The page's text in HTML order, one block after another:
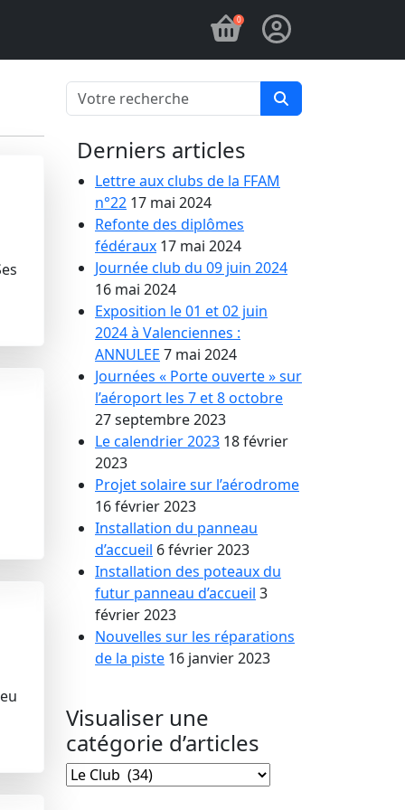
0
Derniers articles
Lettre aux clubs de la FFAM
n°22 17 mai 2024
Refonte des diplômes
fédéraux 17 mai 2024
Journée club du 09 juin 2024
16 mai 2024
Exposition le 01 et 02 juin
2024 à Valenciennes :
ANNULEE 7 mai 2024
Journées « Porte ouverte » sur
l’aéroport les 7 et 8 octobre
27 septembre 2023
Le calendrier 2023 18 février
2023
Projet solaire sur l’aérodrome
16 février 2023
Installation du panneau
d’accueil 6 février 2023
Installation des poteaux du
futur panneau d’accueil 3
février 2023
Nouvelles sur les réparations
de la piste 16 janvier 2023
Visualiser une
catégorie d’articles
Visualiser